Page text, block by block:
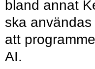
bland annat
ska
att
AI.